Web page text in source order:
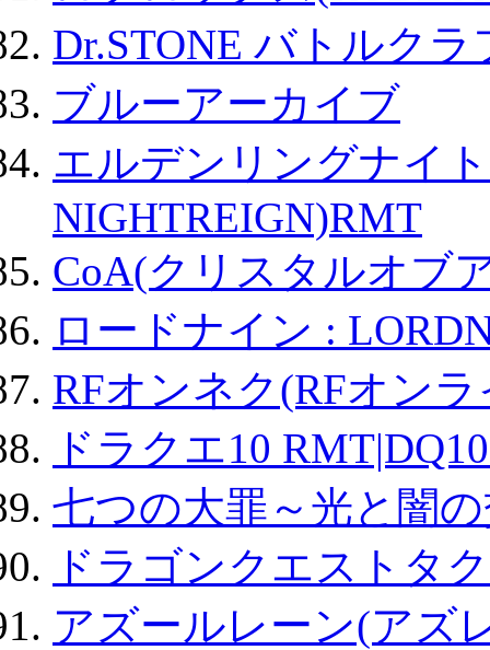
Dr.STONE バトルク
ブルーアーカイブ
エルデンリングナイ
NIGHTREIGN)RMT
CoA(クリスタルオブ
ロードナイン :
RFオンネク(RFオン
ドラクエ10
七つの大罪～光と闇
ドラゴンクエストタ
アズールレーン(アズ